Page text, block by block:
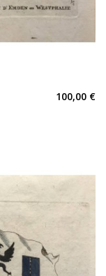
100,00 €